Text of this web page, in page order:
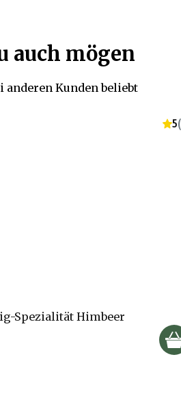
auch mögen
anderen Kunden beliebt
5(
Spezialität Himbeer